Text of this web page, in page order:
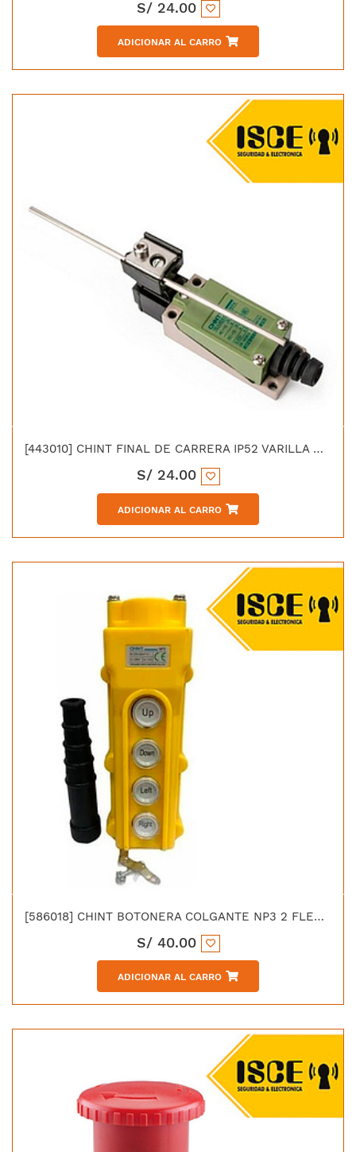
S/ 24.00
ADICIONAR AL CARRO
[443010] CHINT FINAL DE CARRERA IP52 VARILLA METAL FLEXIBLE YBLX ME/8
S/ 24.00
ADICIONAR AL CARRO
[586018] CHINT BOTONERA COLGANTE NP3 2 FLECHA ARRIBA ABAJO DERECHO IZQUIERDA
S/ 40.00
ADICIONAR AL CARRO